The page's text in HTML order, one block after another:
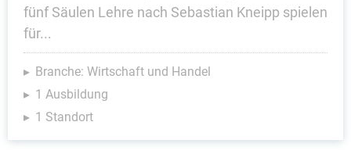
fünf Säulen Lehre nach Sebastian Kneipp spielen
für...
Branche: Wirtschaft und Handel
1 Ausbildung
1 Standort